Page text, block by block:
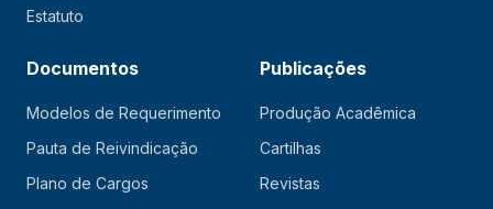
Estatuto
Documentos
Modelos de Requerimento
Pauta de Reivindicação
Plano de Cargos
Publicações
Produção Acadêmica
Cartilhas
Revistas